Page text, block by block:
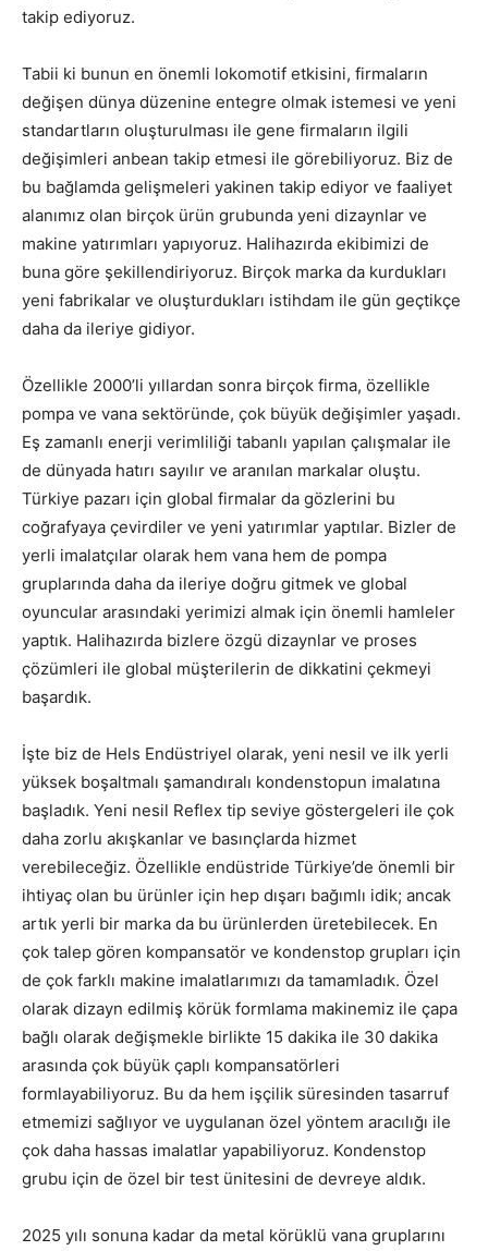
takip ediyoruz.
Tabii ki bunun en önemli lokomotif etkisini, firmaların
değişen dünya düzenine entegre olmak istemesi ve yeni
standartların oluşturulması ile gene firmaların ilgili
değişimleri anbean takip etmesi ile görebiliyoruz. Biz de
bu bağlamda gelişmeleri yakinen takip ediyor ve faaliyet
alanımız olan birçok ürün grubunda yeni dizaynlar ve
makine yatırımları yapıyoruz. Halihazırda ekibimizi de
buna göre şekillendiriyoruz. Birçok marka da kurdukları
yeni fabrikalar ve oluşturdukları istihdam ile gün geçtikçe
daha da ileriye gidiyor.
Özellikle 2000’li yıllardan sonra birçok firma, özellikle
pompa ve vana sektöründe, çok büyük değişimler yaşadı.
Eş zamanlı enerji verimliliği tabanlı yapılan çalışmalar ile
de dünyada hatırı sayılır ve aranılan markalar oluştu.
Türkiye pazarı için global firmalar da gözlerini bu
coğrafyaya çevirdiler ve yeni yatırımlar yaptılar. Bizler de
yerli imalatçılar olarak hem vana hem de pompa
gruplarında daha da ileriye doğru gitmek ve global
oyuncular arasındaki yerimizi almak için önemli hamleler
yaptık. Halihazırda bizlere özgü dizaynlar ve proses
çözümleri ile global müşterilerin de dikkatini çekmeyi
başardık.
İşte biz de Hels Endüstriyel olarak, yeni nesil ve ilk yerli
yüksek boşaltmalı şamandıralı kondenstopun imalatına
başladık. Yeni nesil Reflex tip seviye göstergeleri ile çok
daha zorlu akışkanlar ve basınçlarda hizmet
verebileceğiz. Özellikle endüstride Türkiye’de önemli bir
ihtiyaç olan bu ürünler için hep dışarı bağımlı idik; ancak
artık yerli bir marka da bu ürünlerden üretebilecek. En
çok talep gören kompansatör ve kondenstop grupları için
de çok farklı makine imalatlarımızı da tamamladık. Özel
olarak dizayn edilmiş körük formlama makinemiz ile çapa
bağlı olarak değişmekle birlikte 15 dakika ile 30 dakika
arasında çok büyük çaplı kompansatörleri
formlayabiliyoruz. Bu da hem işçilik süresinden tasarruf
etmemizi sağlıyor ve uygulanan özel yöntem aracılığı ile
çok daha hassas imalatlar yapabiliyoruz. Kondenstop
grubu için de özel bir test ünitesini de devreye aldık.
2025 yılı sonuna kadar da metal körüklü vana gruplarını